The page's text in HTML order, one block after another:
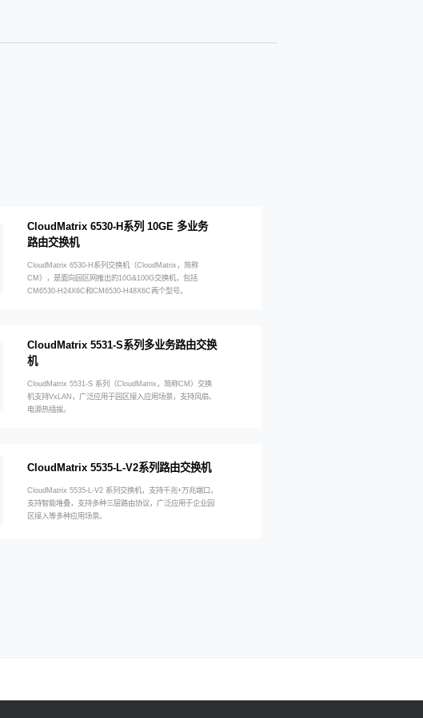
CloudMatrix 6530-H系列 10GE 多业务
路由交换机
CloudMatrix 6530-H系列交换机（CloudMatrix，简称
CM），是面向园区网推出的10G&100G交换机，包括
CM6530-H24X6C和CM6530-H48X6C两个型号。
CloudMatrix 5531-S系列多业务路由交换
机
CloudMatrix 5531-S 系列（CloudMatrix，简称CM）交换
机支持VxLAN，广泛应用于园区接入应用场景，支持风扇、
电源热插拔。
CloudMatrix 5535-L-V2系列路由交换机
CloudMatrix 5535-L-V2 系列交换机，支持千兆+万兆端口，
支持智能堆叠，支持多种三层路由协议，广泛应用于企业园
区接入等多种应用场景。